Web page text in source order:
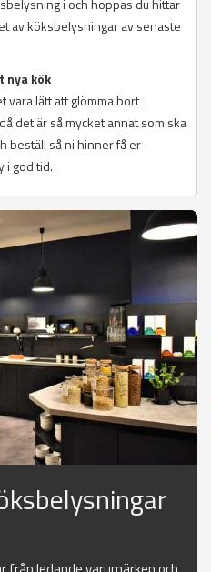
i och hoppas du hittar
av köksbelysningar av senaste
nya kök
vara lätt att glömma bort
det är så mycket annat som ska
beställ så ni hinner få er
i god tid.